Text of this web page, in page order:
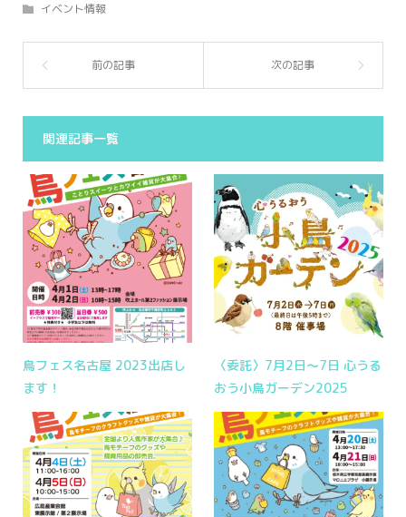
イベント情報
関連記事一覧
鳥フェス名古屋 2023出店し
ます！
〈委託〉7月2日〜7日 心うる
おう小鳥ガーデン2025